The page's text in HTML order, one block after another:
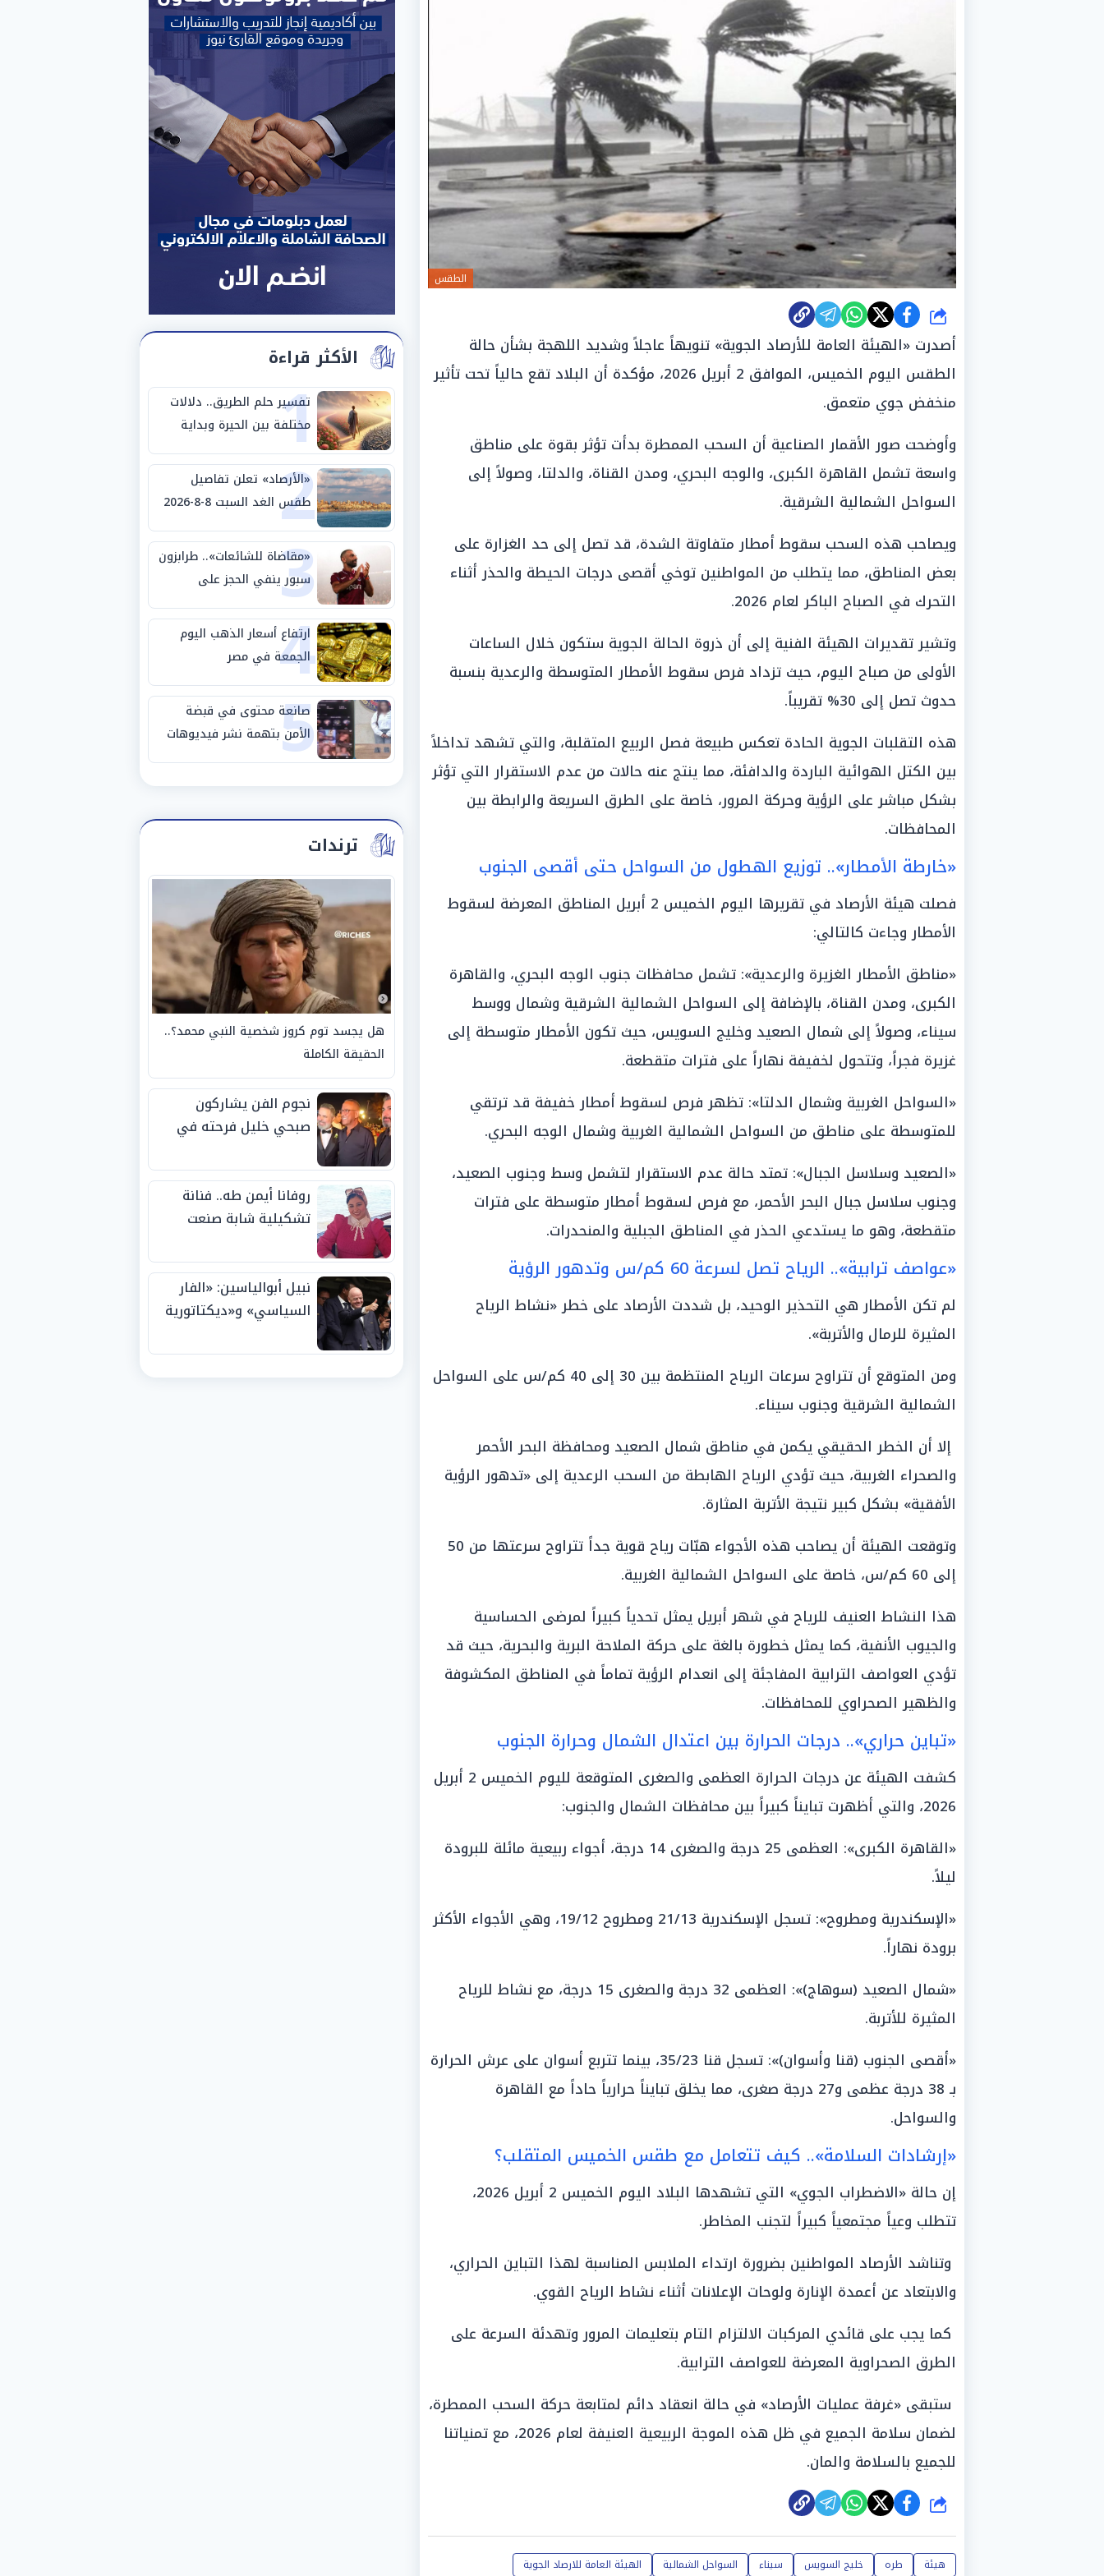
الطقس
شارك
أصدرت «الهيئة العامة للأرصاد الجوية» تنويهاً عاجلاً وشديد اللهجة بشأن حالة
الطقس اليوم الخميس، الموافق 2 أبريل 2026، مؤكدة أن البلاد تقع حالياً تحت تأثير
منخفض جوي متعمق.
وأوضحت صور الأقمار الصناعية أن السحب الممطرة بدأت تؤثر بقوة على مناطق
واسعة تشمل القاهرة الكبرى، والوجه البحري، ومدن القناة، والدلتا، وصولاً إلى
السواحل الشمالية الشرقية.
ويصاحب هذه السحب سقوط أمطار متفاوتة الشدة، قد تصل إلى حد الغزارة على
بعض المناطق، مما يتطلب من المواطنين توخي أقصى درجات الحيطة والحذر أثناء
التحرك في الصباح الباكر لعام 2026.
وتشير تقديرات الهيئة الفنية إلى أن ذروة الحالة الجوية ستكون خلال الساعات
الأولى من صباح اليوم، حيث تزداد فرص سقوط الأمطار المتوسطة والرعدية بنسبة
حدوث تصل إلى 30% تقريباً.
هذه التقلبات الجوية الحادة تعكس طبيعة فصل الربيع المتقلبة، والتي تشهد تداخلاً
بين الكتل الهوائية الباردة والدافئة، مما ينتج عنه حالات من عدم الاستقرار التي تؤثر
بشكل مباشر على الرؤية وحركة المرور، خاصة على الطرق السريعة والرابطة بين
المحافظات.
«خارطة الأمطار».. توزيع الهطول من السواحل حتى أقصى الجنوب
فصلت هيئة الأرصاد في تقريرها اليوم الخميس 2 أبريل المناطق المعرضة لسقوط
الأمطار وجاءت كالتالي:
«مناطق الأمطار الغزيرة والرعدية»: تشمل محافظات جنوب الوجه البحري، والقاهرة
الكبرى، ومدن القناة، بالإضافة إلى السواحل الشمالية الشرقية وشمال ووسط
سيناء، وصولاً إلى شمال الصعيد وخليج السويس، حيث تكون الأمطار متوسطة إلى
غزيرة فجراً، وتتحول لخفيفة نهاراً على فترات متقطعة.
«السواحل الغربية وشمال الدلتا»: تظهر فرص لسقوط أمطار خفيفة قد ترتقي
للمتوسطة على مناطق من السواحل الشمالية الغربية وشمال الوجه البحري.
«الصعيد وسلاسل الجبال»: تمتد حالة عدم الاستقرار لتشمل وسط وجنوب الصعيد،
وجنوب سلاسل جبال البحر الأحمر، مع فرص لسقوط أمطار متوسطة على فترات
متقطعة، وهو ما يستدعي الحذر في المناطق الجبلية والمنحدرات.
«عواصف ترابية».. الرياح تصل لسرعة 60 كم/س وتدهور الرؤية
لم تكن الأمطار هي التحذير الوحيد، بل شددت الأرصاد على خطر «نشاط الرياح
المثيرة للرمال والأتربة».
ومن المتوقع أن تتراوح سرعات الرياح المنتظمة بين 30 إلى 40 كم/س على السواحل
الشمالية الشرقية وجنوب سيناء.
إلا أن الخطر الحقيقي يكمن في مناطق شمال الصعيد ومحافظة البحر الأحمر
والصحراء الغربية، حيث تؤدي الرياح الهابطة من السحب الرعدية إلى «تدهور الرؤية
الأفقية» بشكل كبير نتيجة الأتربة المثارة.
وتوقعت الهيئة أن يصاحب هذه الأجواء هبّات رياح قوية جداً تتراوح سرعتها من 50
إلى 60 كم/س، خاصة على السواحل الشمالية الغربية.
هذا النشاط العنيف للرياح في شهر أبريل يمثل تحدياً كبيراً لمرضى الحساسية
والجيوب الأنفية، كما يمثل خطورة بالغة على حركة الملاحة البرية والبحرية، حيث قد
تؤدي العواصف الترابية المفاجئة إلى انعدام الرؤية تماماً في المناطق المكشوفة
والظهير الصحراوي للمحافظات.
«تباين حراري».. درجات الحرارة بين اعتدال الشمال وحرارة الجنوب
كشفت الهيئة عن درجات الحرارة العظمى والصغرى المتوقعة لليوم الخميس 2 أبريل
2026، والتي أظهرت تبايناً كبيراً بين محافظات الشمال والجنوب:
«القاهرة الكبرى»: العظمى 25 درجة والصغرى 14 درجة، أجواء ربيعية مائلة للبرودة
ليلاً.
«الإسكندرية ومطروح»: تسجل الإسكندرية 21/13 ومطروح 19/12، وهي الأجواء الأكثر
برودة نهاراً.
«شمال الصعيد (سوهاج)»: العظمى 32 درجة والصغرى 15 درجة، مع نشاط للرياح
المثيرة للأتربة.
«أقصى الجنوب (قنا وأسوان)»: تسجل قنا 35/23، بينما تتربع أسوان على عرش الحرارة
بـ 38 درجة عظمى و27 درجة صغرى، مما يخلق تبايناً حرارياً حاداً مع القاهرة
والسواحل.
«إرشادات السلامة».. كيف تتعامل مع طقس الخميس المتقلب؟
إن حالة «الاضطراب الجوي» التي تشهدها البلاد اليوم الخميس 2 أبريل 2026،
تتطلب وعياً مجتمعياً كبيراً لتجنب المخاطر.
وتناشد الأرصاد المواطنين بضرورة ارتداء الملابس المناسبة لهذا التباين الحراري،
والابتعاد عن أعمدة الإنارة ولوحات الإعلانات أثناء نشاط الرياح القوي.
كما يجب على قائدي المركبات الالتزام التام بتعليمات المرور وتهدئة السرعة على
الطرق الصحراوية المعرضة للعواصف الترابية.
ستبقى «غرفة عمليات الأرصاد» في حالة انعقاد دائم لمتابعة حركة السحب الممطرة،
لضمان سلامة الجميع في ظل هذه الموجة الربيعية العنيفة لعام 2026، مع تمنياتنا
للجميع بالسلامة والمان.
شارك
هيئة طره خليج السويس سيناء السواحل الشمالية الهيئة العامة للارصاد الجوية
الأكثر قراءة
1
تفسير حلم الطريق.. دلالات
مختلفة بين الحيرة وبداية
مرحلة جديدة
2
«الأرصاد» تعلن تفاصيل
طقس الغد السبت 8-8-2026
والظواهر الجوية
3
«مقاضاة للشائعات».. طرابزون
سبور ينفي الحجز على
مستحقات محمد صلاح
4
ارتفاع أسعار الذهب اليوم
الجمعة في مصر
5
صانعة محتوى في قبضة
الأمن بتهمة نشر فيديوهات
خادشة للحياء
ترندات
هل يجسد توم كروز شخصية النبي محمد؟..
الحقيقة الكاملة
نجوم الفن يشاركون
صبحي خليل فرحته في
روفانا أيمن طه.. فنانة
تشكيلية شابة صنعت
الجوائز منذ الصغر
نبيل أبوالياسين: «الفار
السياسي» و«ديكتاتورية
الفيفا».. وإقالة